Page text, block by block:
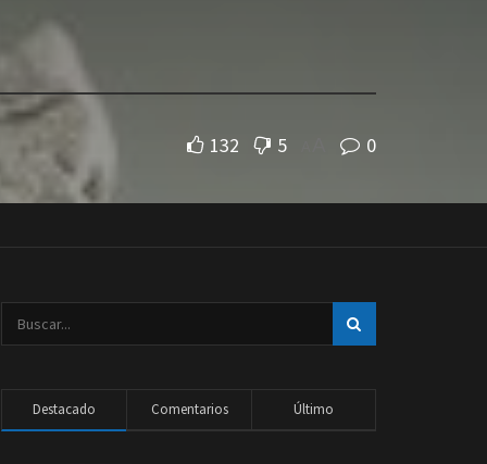
132 5 0
Destacado Comentarios Último